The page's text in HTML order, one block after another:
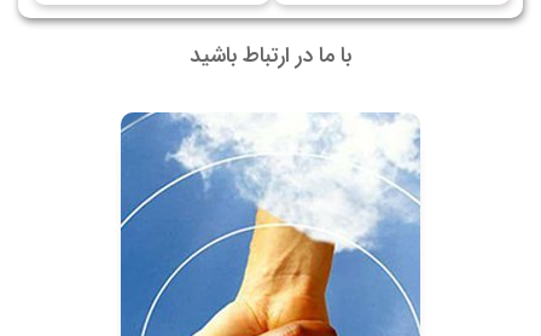
با ما در ارتباط باشید